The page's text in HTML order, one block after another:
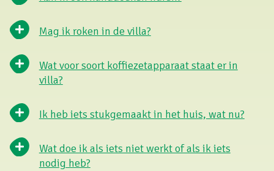
Mag ik roken in de villa?
Wat voor soort koffiezetapparaat staat er in
villa?
Ik heb iets stukgemaakt in het huis, wat nu?
Wat doe ik als iets niet werkt of als ik iets
nodig heb?